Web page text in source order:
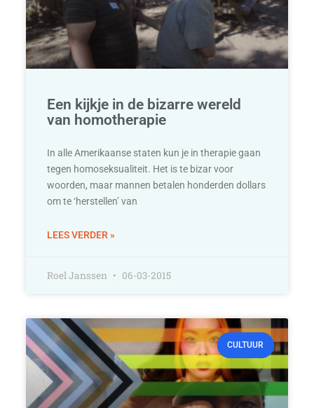
Een kijkje in de bizarre wereld
van homotherapie
In alle Amerikaanse staten kun je in therapie gaan
tegen homoseksualiteit. Het is te bizar voor
woorden, maar mannen betalen honderden dollars
om te ‘herstellen’ van
LEES VERDER »
Roel Janssen 06-03-2015
CULTUUR